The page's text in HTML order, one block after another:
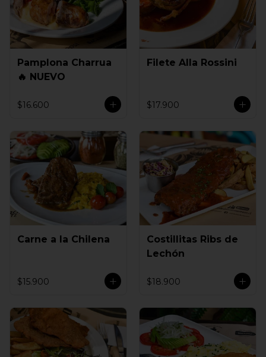
Pamplona Charrua
🔥 NUEVO
$16.600
Filete Alla Rossini
$17.900
Carne a la Chilena
$15.900
Costillitas Ribs de
Lechón
$18.900